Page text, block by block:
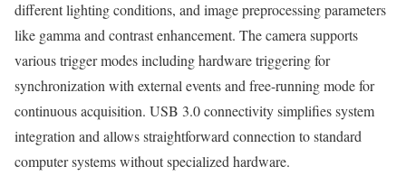
different lighting conditions, and image preprocessing parameters
like gamma and contrast enhancement. The camera supports
various trigger modes including hardware triggering for
synchronization with external events and free-running mode for
continuous acquisition. USB 3.0 connectivity simplifies system
integration and allows straightforward connection to standard
computer systems without specialized hardware.